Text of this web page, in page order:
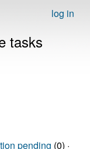
log in
tasks
pending (0) ·